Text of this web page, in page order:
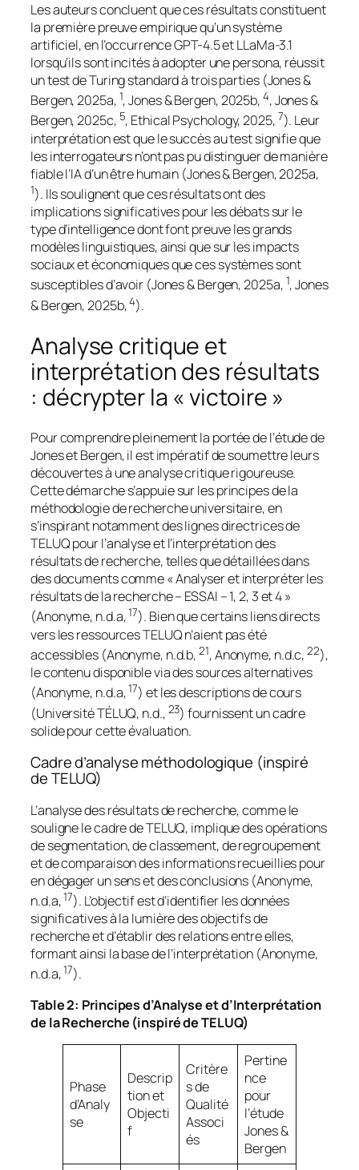
Les auteurs concluent que ces résultats constituent
la première preuve empirique qu’un système
artificiel, en l’occurrence GPT-4.5 et LLaMa-3.1
lorsqu’ils sont incités à adopter une persona, réussit
un test de Turing standard à trois parties (Jones &
Bergen, 2025a, 1, Jones & Bergen, 2025b, 4, Jones &
Bergen, 2025c, 5, Ethical Psychology, 2025, 7). Leur
interprétation est que le succès au test signifie que
les interrogateurs n’ont pas pu distinguer de manière
fiable l’IA d’un être humain (Jones & Bergen, 2025a,
1). Ils soulignent que ces résultats ont des
implications significatives pour les débats sur le
type d’intelligence dont font preuve les grands
modèles linguistiques, ainsi que sur les impacts
sociaux et économiques que ces systèmes sont
susceptibles d’avoir (Jones & Bergen, 2025a, 1, Jones
& Bergen, 2025b,4).
Analyse critique et
interprétation des résultats
: décrypter la « victoire »
Pour comprendre pleinement la portée de l’étude de
Jones et Bergen, il est impératif de soumettre leurs
découvertes à une analyse critique rigoureuse.
Cette démarche s’appuie sur les principes de la
méthodologie de recherche universitaire, en
s’inspirant notamment des lignes directrices de
TELUQ pour l’analyse et l’interprétation des
résultats de recherche, telles que détaillées dans
des documents comme « Analyser et interpréter les
résultats de la recherche – ESSAI – 1, 2, 3 et 4 »
(Anonyme, n.d.a,17). Bien que certains liens directs
vers les ressources TELUQ n’aient pas été
accessibles (Anonyme, n.d.b,21, Anonyme, n.d.c,22),
le contenu disponible via des sources alternatives
(Anonyme, n.d.a,17) et les descriptions de cours
(Université TÉLUQ, n.d., 23) fournissent un cadre
solide pour cette évaluation.
Cadre d’analyse méthodologique (inspiré
de TELUQ)
L’analyse des résultats de recherche, comme le
souligne le cadre de TELUQ, implique des opérations
de segmentation, de classement, de regroupement
et de comparaison des informations recueillies pour
en dégager un sens et des conclusions (Anonyme,
n.d.a,17). L’objectif est d’identifier les données
significatives à la lumière des objectifs de
recherche et d’établir des relations entre elles,
formant ainsi la base de l’interprétation (Anonyme,
n.d.a,17).
Table 2: Principes d’Analyse et d’Interprétation
de la Recherche (inspiré de TELUQ)
Phase
d’Analy
se
Descrip
tion et
Objecti
f
Critère
s de
Qualité
Associ
és
Pertine
nce
pour
l’étude
Jones &
Bergen